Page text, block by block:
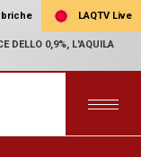
LAQTV Live
DELLO 0,9%, L'AQUILA